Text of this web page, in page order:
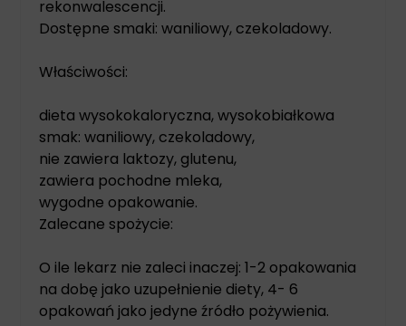
rekonwalescencji.
Dostępne smaki: waniliowy, czekoladowy.
Właściwości:
dieta wysokokaloryczna, wysokobiałkowa
smak: waniliowy, czekoladowy,
nie zawiera laktozy, glutenu,
zawiera pochodne mleka,
wygodne opakowanie.
Zalecane spożycie:
O ile lekarz nie zaleci inaczej: 1-2 opakowania
na dobę jako uzupełnienie diety, 4- 6
opakowań jako jedyne źródło pożywienia.